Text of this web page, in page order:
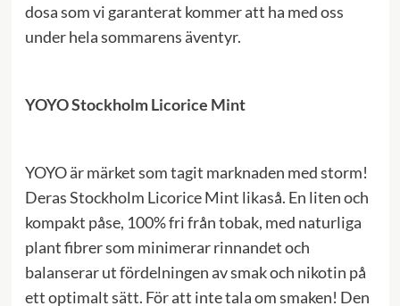
dosa som vi garanterat kommer att ha med oss
under hela sommarens äventyr.
YOYO Stockholm Licorice Mint
YOYO är märket som tagit marknaden med storm!
Deras Stockholm Licorice Mint likaså. En liten och
kompakt påse, 100% fri från tobak, med naturliga
plant fibrer som minimerar rinnandet och
balanserar ut fördelningen av smak och nikotin på
ett optimalt sätt. För att inte tala om smaken! Den